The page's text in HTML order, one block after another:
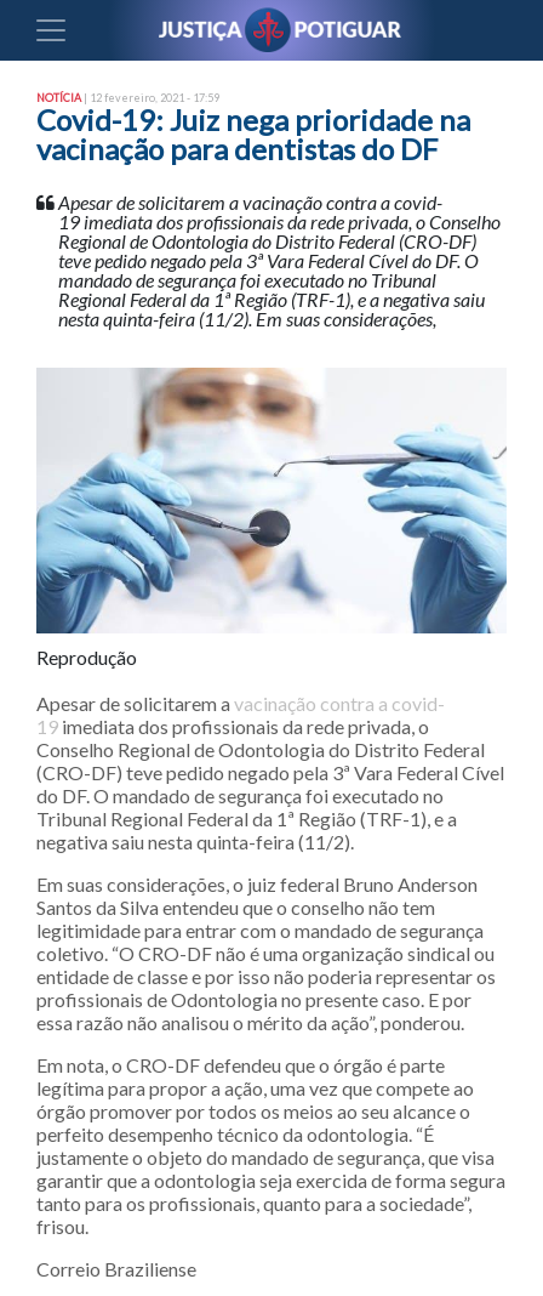
NOTÍCIA | 12 fevereiro, 2021 - 17:59
Covid-19: Juiz nega prioridade na
vacinação para dentistas do DF
Apesar de solicitarem a vacinação contra a covid-
19 imediata dos profissionais da rede privada, o Conselho
Regional de Odontologia do Distrito Federal (CRO-DF)
teve pedido negado pela 3ª Vara Federal Cível do DF. O
mandado de segurança foi executado no Tribunal
Regional Federal da 1ª Região (TRF-1), e a negativa saiu
nesta quinta-feira (11/2). Em suas considerações,
Reprodução
Apesar de solicitarem a vacinação contra a covid-
19 imediata dos profissionais da rede privada, o
Conselho Regional de Odontologia do Distrito Federal
(CRO-DF) teve pedido negado pela 3ª Vara Federal Cível
do DF. O mandado de segurança foi executado no
Tribunal Regional Federal da 1ª Região (TRF-1), e a
negativa saiu nesta quinta-feira (11/2).
Em suas considerações, o juiz federal Bruno Anderson
Santos da Silva entendeu que o conselho não tem
legitimidade para entrar com o mandado de segurança
coletivo. “O CRO-DF não é uma organização sindical ou
entidade de classe e por isso não poderia representar os
profissionais de Odontologia no presente caso. E por
essa razão não analisou o mérito da ação”, ponderou.
Em nota, o CRO-DF defendeu que o órgão é parte
legítima para propor a ação, uma vez que compete ao
órgão promover por todos os meios ao seu alcance o
perfeito desempenho técnico da odontologia. “É
justamente o objeto do mandado de segurança, que visa
garantir que a odontologia seja exercida de forma segura
tanto para os profissionais, quanto para a sociedade”,
frisou.
Correio Braziliense